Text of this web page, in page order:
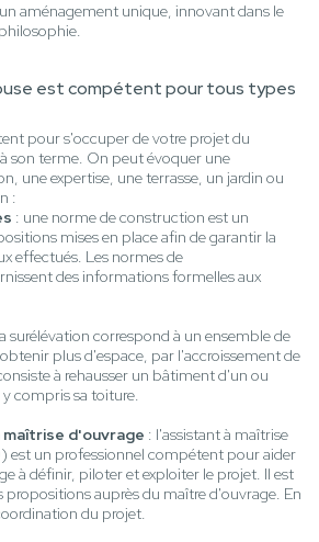
aménagement unique, innovant dans le
est compétent pour tous types
pour s'occuper de votre projet du
son terme. On peut évoquer une
une expertise, une terrasse, un jardin ou
:
: une norme de construction est un
mises en place afin de garantir la
effectués. Les normes de
des informations formelles aux
surélévation correspond à un ensemble de
plus d'espace, par l'accroissement de
à rehausser un bâtiment d'un ou
compris sa toiture.
maîtrise d'ouvrage : l'assistant à maîtrise
est un professionnel compétent pour aider
à définir, piloter et exploiter le projet. Il est
propositions auprès du maître d'ouvrage. En
du projet.